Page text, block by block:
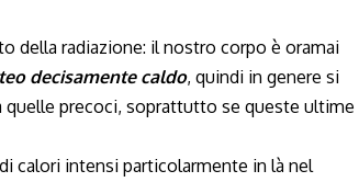
della radiazione: il nostro corpo è oramai
decisamente caldo, quindi in genere si
precoci, soprattutto se queste ultime
calori intensi particolarmente in là nel